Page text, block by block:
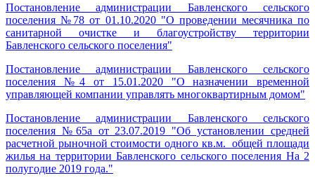
Постановление администрации Бавленского сельского
поселения №78 от 01.10.2020 "О проведении месячника по
санитарной очистке и благоустройству территории
Бавленского сельского поселения"
Постановление администрации Бавленского сельского
поселения №4 от 15.01.2020 "О назначении временной
управляющей компании управлять многоквартирным домом"
Постановление администрации Бавленского сельского
поселения №65a от 23.07.2019 "Об установлении средней
расчетной рыночной стоимости одного кв.м. общей площади
жилья на территории Бавленского сельского поселения На 2
полугодие 2019 года."